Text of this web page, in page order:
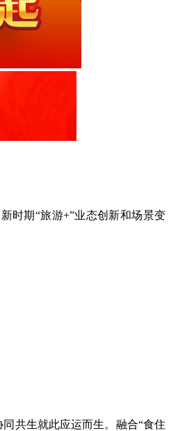
时期“旅游+”业态创新和场景变
共生就此应运而生。融合“食住